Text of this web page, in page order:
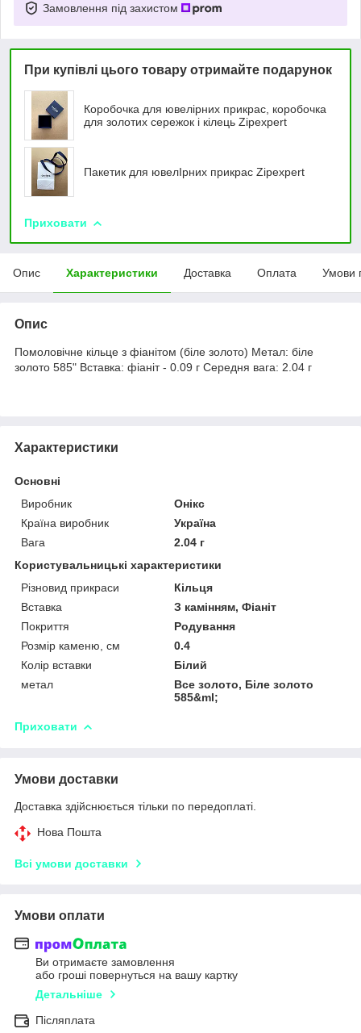
Замовлення під захистом
При купівлі цього товару отримайте подарунок
Коробочка для ювелірних прикрас, коробочка
для золотих сережок і кілець Zipexpert
Пакетик для ювелIрних прикрас Zipexpert
Приховати
Опис Характеристики Доставка Оплата Умови
Опис
Помоловічне кільце з фіанітом (біле золото) Метал: біле
золото 585" Вставка: фіаніт - 0.09 г Середня вага: 2.04 г
Характеристики
Основні
Виробник
Онікс
Країна виробник
Україна
Вага
2.04 г
Користувальницькі характеристики
Різновид прикраси
Кільця
Вставка
З камінням, Фіаніт
Покриття
Родування
Розмір каменю, см
0.4
Колір вставки
Білий
метал
Все золото, Біле золото
585&ml;
Приховати
Умови доставки
Доставка здійснюється тільки по передоплаті.
Нова Пошта
Всі умови доставки
Умови оплати
Ви отримаєте замовлення
або гроші повернуться на вашу картку
Детальніше
Післяплата